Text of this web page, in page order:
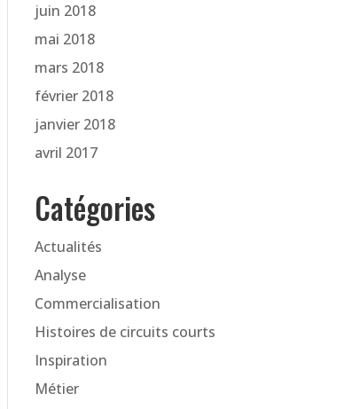
juin 2018
mai 2018
mars 2018
février 2018
janvier 2018
avril 2017
Catégories
Actualités
Analyse
Commercialisation
Histoires de circuits courts
Inspiration
Métier